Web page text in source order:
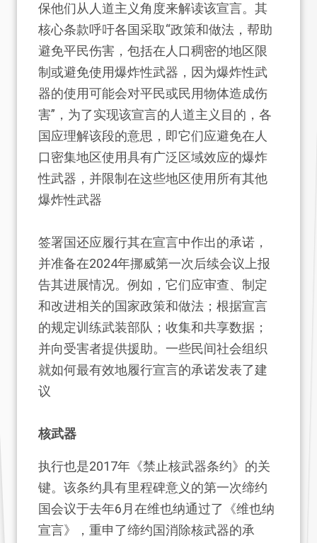
保他们从人道主义角度来解读该宣言。其
核心条款呼吁各国采取“政策和做法，帮助
避免平民伤害，包括在人口稠密的地区限
制或避免使用爆炸性武器，因为爆炸性武
器的使用可能会对平民或民用物体造成伤
害”，为了实现该宣言的人道主义目的，各
国应理解该段的意思，即它们应避免在人
口密集地区使用具有广泛区域效应的爆炸
性武器，并限制在这些地区使用所有其他
爆炸性武器
签署国还应履行其在宣言中作出的承诺，
并准备在2024年挪威第一次后续会议上报
告其进展情况。例如，它们应审查、制定
和改进相关的国家政策和做法；根据宣言
的规定训练武装部队；收集和共享数据；
并向受害者提供援助。一些民间社会组织
就如何最有效地履行宣言的承诺发表了建
议
核武器
执行也是2017年《禁止核武器条约》的关
键。该条约具有里程碑意义的第一次缔约
国会议于去年6月在维也纳通过了《维也纳
宣言》，重申了缔约国消除核武器的承